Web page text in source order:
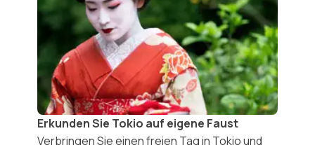
Erkunden Sie Tokio auf eigene Faust
Verbringen Sie einen freien Tag in Tokio und